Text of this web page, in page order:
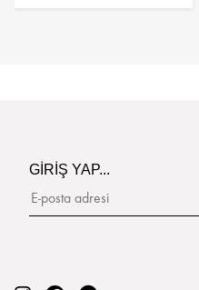
GİRİŞ YAP...